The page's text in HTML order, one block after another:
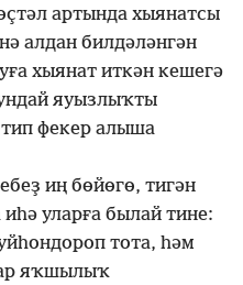
артында хыянатсы
алдан билдәләнгән
хыянат иткән кешегә
яуызлыҡты
фекер алыша
иң бөйөгө, тигән
иһә уларға былай тине:
тота, һәм
яҡшылыҡ